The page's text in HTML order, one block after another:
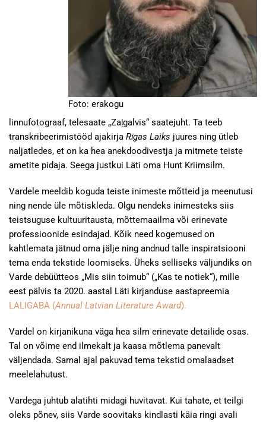
Foto: erakogu
linnufotograaf, telesaate „Zaļgalvis“ saatejuht. Ta teeb
transkribeerimistööd ajakirja Rīgas Laiks juures ning ütleb
naljatledes, et on ka hea anekdoodivestja ja mitmete teiste
ametite pidaja. Seega justkui Läti oma Hunt Kriimsilm.
Vardele meeldib koguda teiste inimeste mõtteid ja meenutusi
ning nende üle mõtiskleda. Olgu nendeks inimesteks siis
teistsuguse kultuuritausta, mõttemaailma või erinevate
professioonide esindajad. Kõik need kogemused on
kahtlemata jätnud oma jälje ning andnud talle inspiratsiooni
tema enda tekstide loomiseks. Üheks selliseks väljundiks on
Varde debüütteos „Mis siin toimub“ („Kas te notiek“), mille
eest pälvis ta 2020. aastal Läti kirjanduse aastapreemia
LALIGABA (Annual Latvian Literature Award).
Vardel on kirjanikuna väga hea silm erinevate detailide osas.
Tal on võime end ilmekalt ja kaasa mõtlema panevalt
väljendada. Samal ajal pakuvad tema tekstid omalaadset
meelelahutust.
Vardega juhtub alatihti midagi huvitavat. Kui tahate, et teilgi
oleks põnev, siis Varde soovitaks kindlasti käia ringi avali